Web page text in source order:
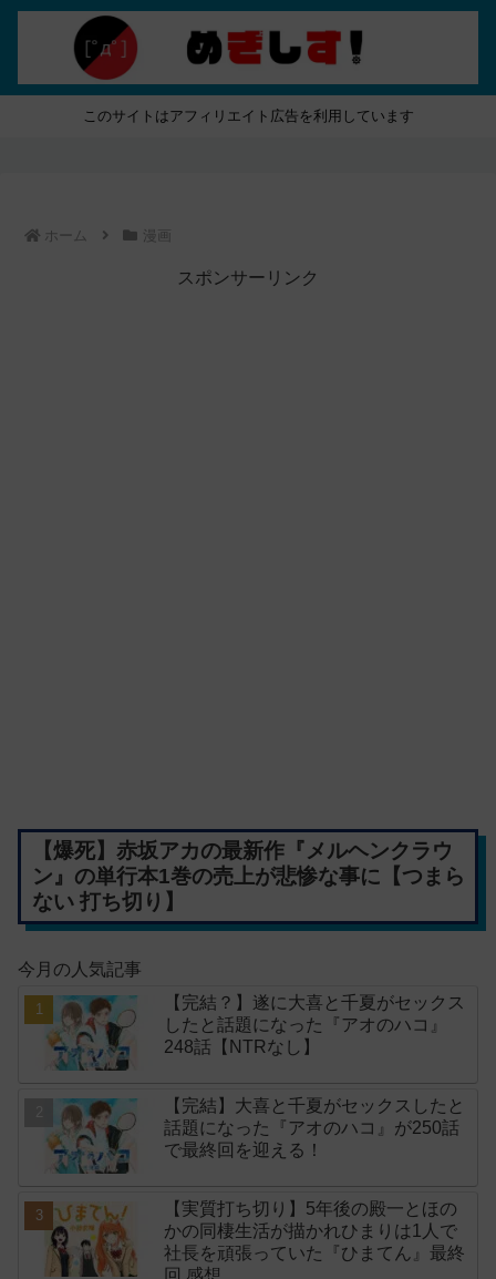
このサイトはアフィリエイト広告を利用しています
ホーム 漫画
スポンサーリンク
【爆死】赤坂アカの最新作『メルヘンクラウ
ン』の単行本1巻の売上が悲惨な事に【つまら
ない 打ち切り】
今月の人気記事
【完結？】遂に大喜と千夏がセックス
したと話題になった『アオのハコ』
248話【NTRなし】
【完結】大喜と千夏がセックスしたと
話題になった『アオのハコ』が250話
で最終回を迎える！
【実質打ち切り】5年後の殿一とほの
かの同棲生活が描かれひまりは1人で
社長を頑張っていた『ひまてん』最終